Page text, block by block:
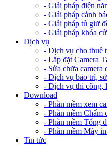
- Giải pháp điện
- Giải pháp cảnh
- Giải pháp tủ giữ
- Giải pháp khóa
Dịch vụ
- Dịch vụ cho thuê
- Lắp đặt Camera
- Sửa chữa camera
- Dịch vụ bảo trì,
- Dịch vụ thi công,
Download
- Phần mềm xem
- Phần mềm Chấm
- Phần mềm Tổng
- Phần mềm Máy
Tin tức